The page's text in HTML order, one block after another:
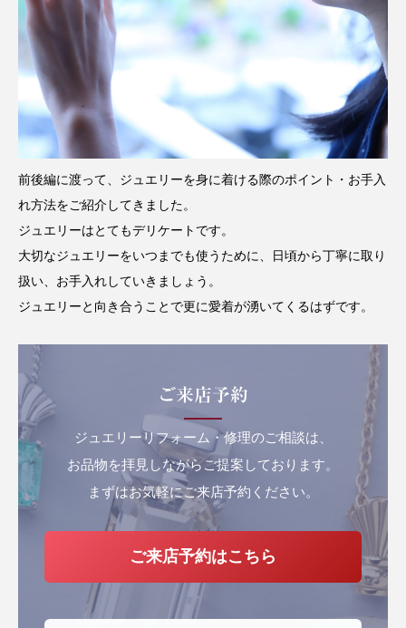
前後編に渡って、ジュエリーを身に着ける際のポイント・お手入
れ方法をご紹介してきました。
ジュエリーはとてもデリケートです。
大切なジュエリーをいつまでも使うために、日頃から丁寧に取り
扱い、お手入れしていきましょう。
ジュエリーと向き合うことで更に愛着が湧いてくるはずです。
ご来店予約
ジュエリーリフォーム・修理のご相談は、
お品物を拝見しながらご提案しております。
まずはお気軽にご来店予約ください。
ご来店予約はこちら